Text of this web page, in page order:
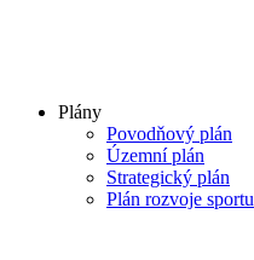
Plány
Povodňový plán
Územní plán
Strategický plán
Plán rozvoje sportu